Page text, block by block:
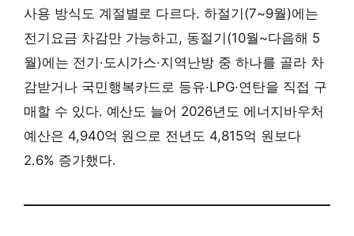
사용 방식도 계절별로 다르다. 하절기(7~9월)에는
전기요금 차감만 가능하고, 동절기(10월~다음해 5
월)에는 전기·도시가스·지역난방 중 하나를 골라 차
감받거나 국민행복카드로 등유·LPG·연탄을 직접 구
매할 수 있다. 예산도 늘어 2026년도 에너지바우처
예산은 4,940억 원으로 전년도 4,815억 원보다
2.6% 증가했다.